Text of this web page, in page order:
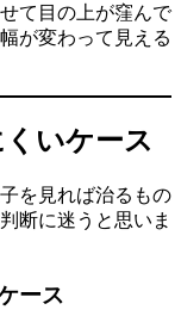
て目の上が窪んで
が変わって見える
いケース
を見れば治るもの
断に迷うと思いま
ース